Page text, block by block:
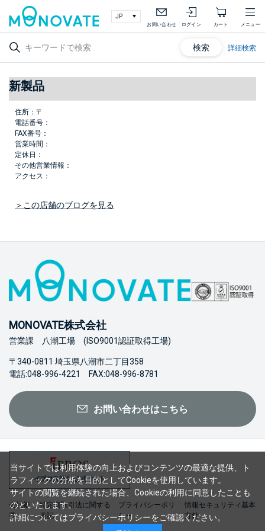
お問い合わせ ログイン カート メニュー
検索 詳細検索
新製品
住所： 〒
電話番号：
FAX番号：
営業時間：
定休日：
その他営業情報：
アクセス：
この店舗のブログを見る
MONOVATE株式会社
営業課 八潮工場 (ISO9001認証取得工場)
〒340-0811 埼玉県八潮市二丁目358
電話:048-996-4221 FAX:048-996-8781
お問い合わせはこちら
会社概
要
特定商取引法に関する
表記
プライバシーポリ
シー
情報セキュリティ基本
方針
当サイトでは利用体験の向上およびコンテンツの最適な提供、ト
ラフィックの分析を目的としてCookieを使用しています。
サイトの閲覧を継続された場合、Cookieの利用に同意したことも
のといたします。
詳細についてはプライバシーポリシーをご確認ください。